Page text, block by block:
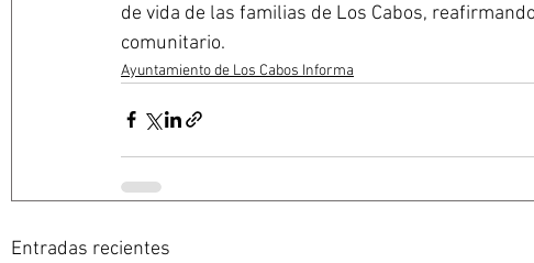
de vida de las familias de Los Cabos,
comunitario.
Ayuntamiento de Los Cabos Informa
Entradas recientes